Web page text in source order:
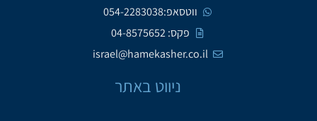
ווטסאפ:054-2283038
פקס: 04-8575652
israel@hamekasher.co.il
ניווט באתר